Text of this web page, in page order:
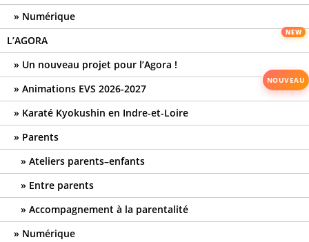
Numérique
L’AGORA
Un nouveau projet pour l’Agora !
Animations EVS 2026-2027
Karaté Kyokushin en Indre-et-Loire
Parents
Ateliers parents–enfants
Entre parents
Accompagnement à la parentalité
Numérique